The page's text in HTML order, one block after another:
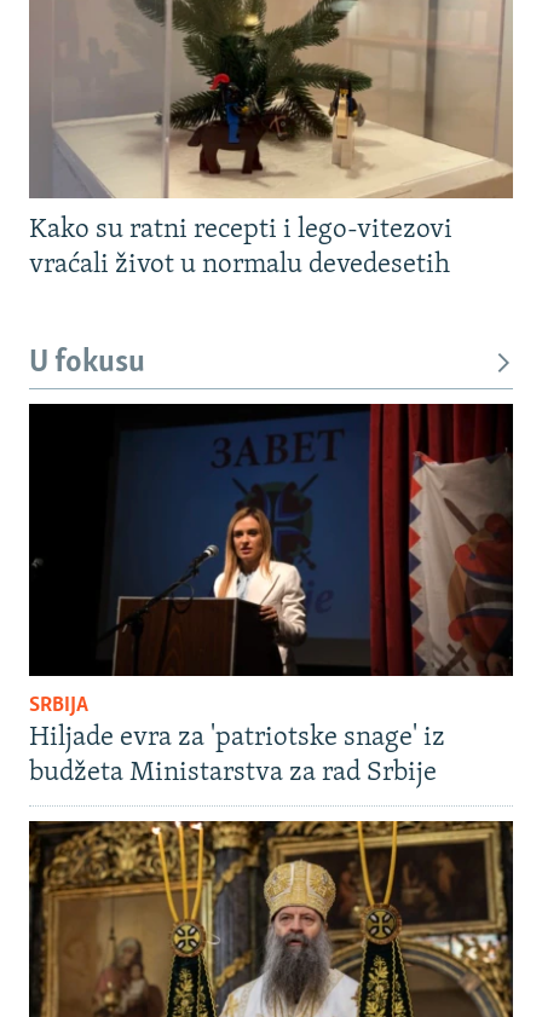
Kako su ratni recepti i lego-vitezovi
vraćali život u normalu devedesetih
U fokusu
SRBIJA
Hiljade evra za 'patriotske snage' iz
budžeta Ministarstva za rad Srbije